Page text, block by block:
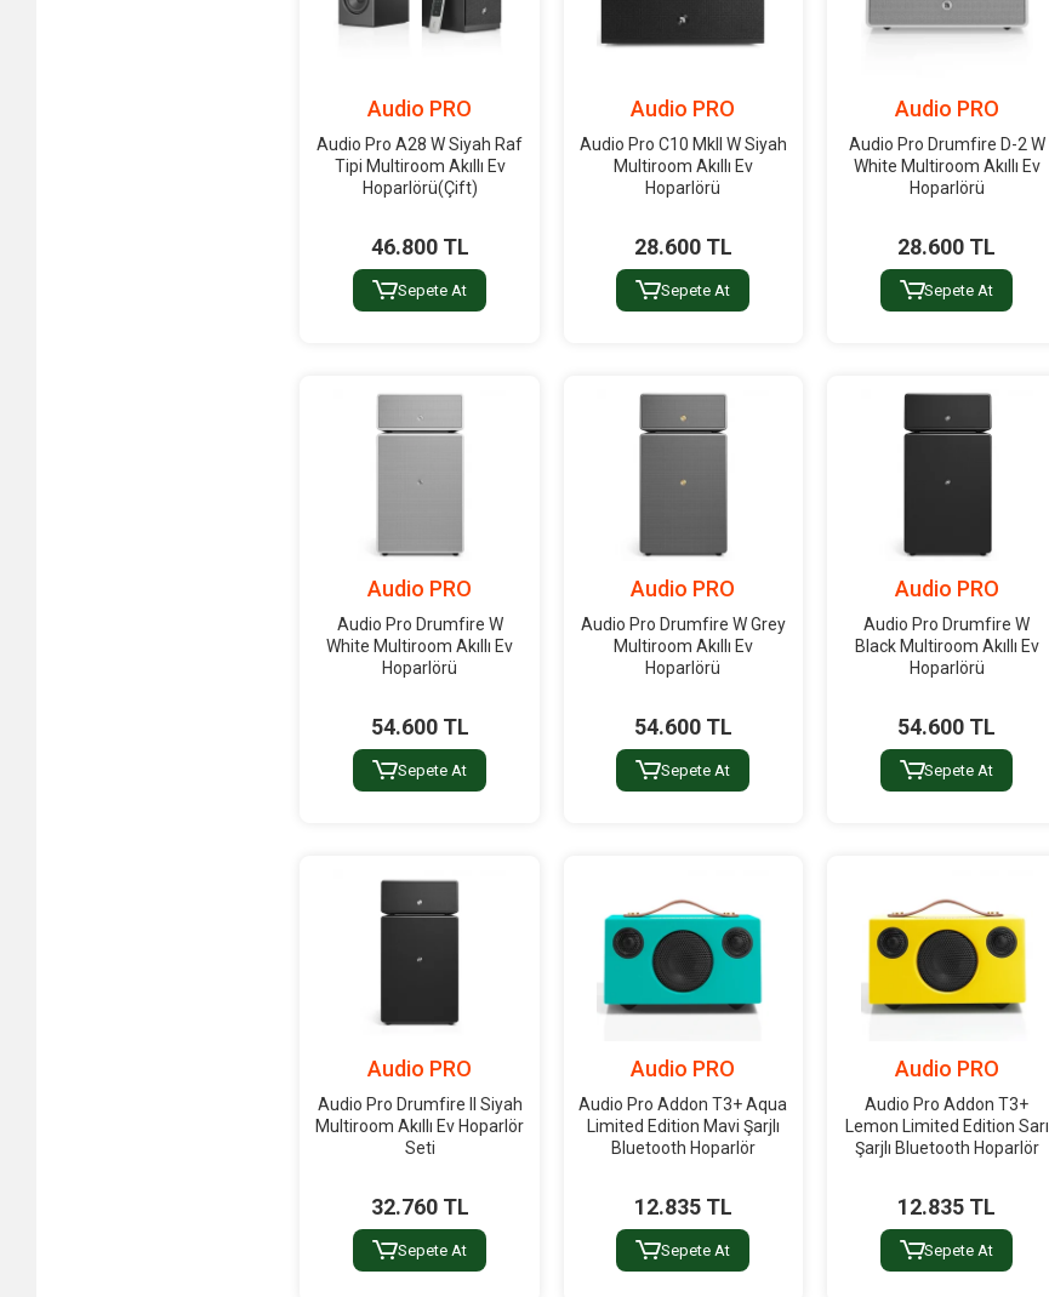
Audio PRO
Audio Pro A28 W Siyah Raf
Tipi Multiroom Akıllı Ev
Hoparlörü(Çift)
46.800 TL
Sepete At
Audio PRO
Audio Pro C10 MkII W Siyah
Multiroom Akıllı Ev
Hoparlörü
28.600 TL
Sepete At
Audio PRO
Audio Pro Drumfire D-2 W
White Multiroom Akıllı Ev
Hoparlörü
28.600 TL
Sepete At
Audio PRO
Audio Pro Drumfire W
White Multiroom Akıllı Ev
Hoparlörü
54.600 TL
Sepete At
Audio PRO
Audio Pro Drumfire W Grey
Multiroom Akıllı Ev
Hoparlörü
54.600 TL
Sepete At
Audio PRO
Audio Pro Drumfire W
Black Multiroom Akıllı Ev
Hoparlörü
54.600 TL
Sepete At
Audio PRO
Audio Pro Drumfire II Siyah
Multiroom Akıllı Ev Hoparlör
Seti
32.760 TL
Sepete At
Audio PRO
Audio Pro Addon T3+ Aqua
Limited Edition Mavi Şarjlı
Bluetooth Hoparlör
12.835 TL
Sepete At
Audio PRO
Audio Pro Addon T3+
Lemon Limited Edition Sarı
Şarjlı Bluetooth Hoparlör
12.835 TL
Sepete At